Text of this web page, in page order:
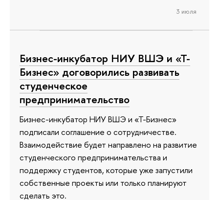
3 июля
Бизнес-инкубатор НИУ ВШЭ и «Т-
Бизнес» договорились развивать
студенческое
предпринимательство
Бизнес-инкубатор НИУ ВШЭ и «Т-Бизнес»
подписали соглашение о сотрудничестве.
Взаимодействие будет направлено на развитие
студенческого предпринимательства и
поддержку студентов, которые уже запустили
собственные проекты или только планируют
сделать это.